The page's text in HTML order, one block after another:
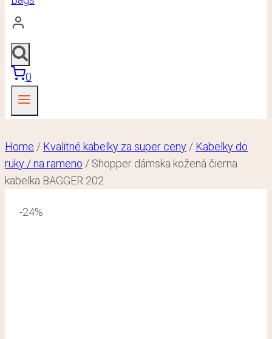
0
Home / Kvalitné kabelky za super ceny / Kabelky do
ruky / na rameno / Shopper dámska kožená čierna
kabelka BAGGER 202
-24%